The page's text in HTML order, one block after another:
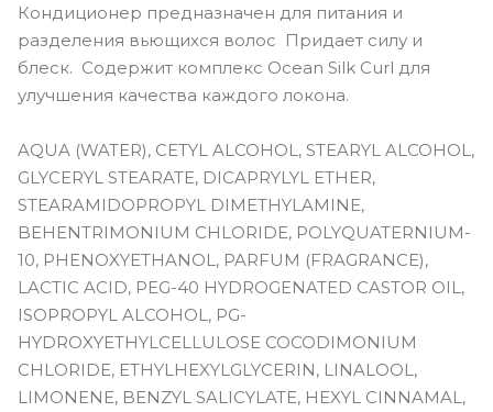
Кондиционер предназначен для питания и
разделения вьющихся волос Придает силу и
блеск. Содержит комплекс Ocean Silk Curl для
улучшения качества каждого локона.
AQUA (WATER), CETYL ALCOHOL, STEARYL ALCOHOL,
GLYCERYL STEARATE, DICAPRYLYL ETHER,
STEARAMIDOPROPYL DIMETHYLAMINE,
BEHENTRIMONIUM CHLORIDE, POLYQUATERNIUM-
10, PHENOXYETHANOL, PARFUM (FRAGRANCE),
LACTIC ACID, PEG-40 HYDROGENATED CASTOR OIL,
ISOPROPYL ALCOHOL, PG-
HYDROXYETHYLCELLULOSE COCODIMONIUM
CHLORIDE, ETHYLHEXYLGLYCERIN, LINALOOL,
LIMONENE, BENZYL SALICYLATE, HEXYL CINNAMAL,